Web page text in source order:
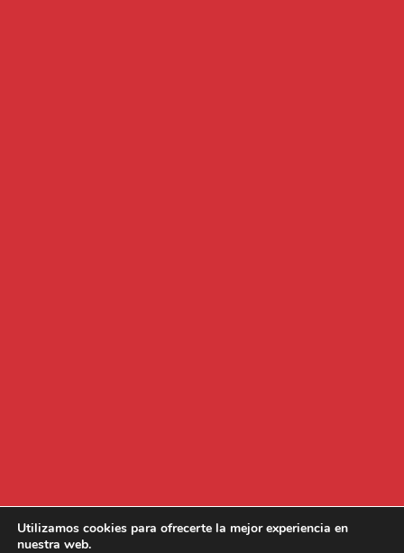
Utilizamos cookies para ofrecerte la mejor experiencia en
nuestra web.